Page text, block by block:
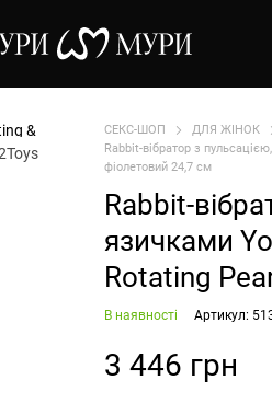
СЕКС-ШОП ДЛЯ ЖІНОК
Rabbit-вібратор з
фіолетовий 24,7 см
Rabbit-
язичками
Rotating
В наявності Артикул:
3 446 грн